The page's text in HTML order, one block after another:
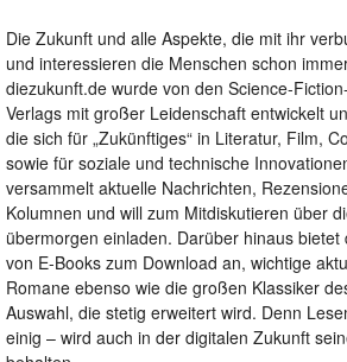
Die Zukunft und alle Aspekte, die mit ihr
und interessieren die Menschen schon
diezukunft.de wurde von den Science-
Verlags mit großer Leidenschaft entwickelt
die sich für „Zukünftiges“ in Literatur, Film,
sowie für soziale und technische
versammelt aktuelle Nachrichten,
Kolumnen und will zum Mitdiskutieren über
übermorgen einladen. Darüber hinaus
von E-Books zum Download an, wichtige
Romane ebenso wie die großen Klassiker
Auswahl, die stetig erweitert wird. Denn
einig – wird auch in der digitalen Zukunft